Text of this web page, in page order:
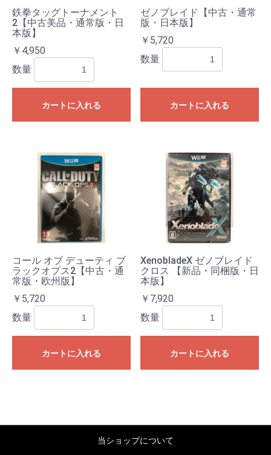
鉄拳タッグトーナメント
2【中古美品・通常版・日
本版】
￥4,950
数量
カートに入れる
ゼノブレイド【中古・通常
版・日本版】
￥5,720
数量
カートに入れる
コール オブ デューティ ブ
ラックオプス2【中古・通
常版・欧州版】
￥5,720
数量
カートに入れる
XenobladeX ゼノブレイド
クロス 【新品・同梱版・日
本版】
￥7,920
数量
カートに入れる
当ショップについて